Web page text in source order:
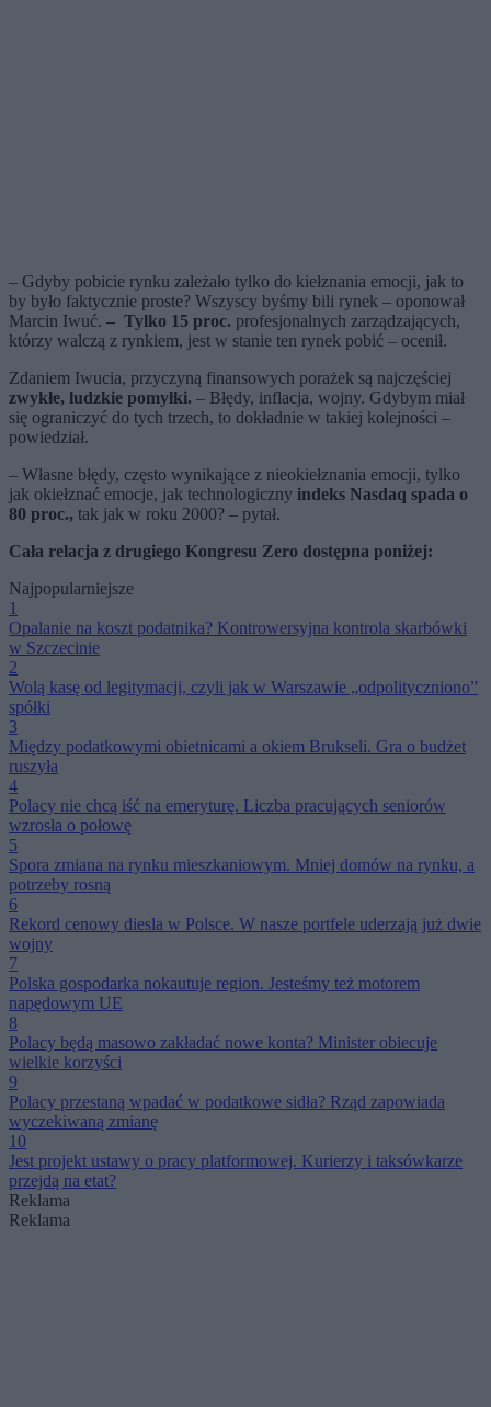
– Gdyby pobicie rynku zależało tylko do kiełznania emocji, jak to
by było faktycznie proste? Wszyscy byśmy bili rynek – oponował
Marcin Iwuć. – Tylko 15 proc. profesjonalnych zarządzających,
którzy walczą z rynkiem, jest w stanie ten rynek pobić – ocenił.
Zdaniem Iwucia, przyczyną finansowych porażek są najczęściej
zwykłe, ludzkie pomyłki. – Błędy, inflacja, wojny. Gdybym miał
się ograniczyć do tych trzech, to dokładnie w takiej kolejności –
powiedział.
– Własne błędy, często wynikające z nieokiełznania emocji, tylko
jak okiełznać emocje, jak technologiczny indeks Nasdaq spada o
80 proc., tak jak w roku 2000? – pytał.
Cała relacja z drugiego Kongresu Zero dostępna poniżej:
Najpopularniejsze
1
Opalanie na koszt podatnika? Kontrowersyjna kontrola skarbówki
w Szczecinie
2
Wolą kasę od legitymacji, czyli jak w Warszawie „odpolityczniono”
spółki
3
Między podatkowymi obietnicami a okiem Brukseli. Gra o budżet
ruszyła
4
Polacy nie chcą iść na emeryturę. Liczba pracujących seniorów
wzrosła o połowę
5
Spora zmiana na rynku mieszkaniowym. Mniej domów na rynku, a
potrzeby rosną
6
Rekord cenowy diesla w Polsce. W nasze portfele uderzają już dwie
wojny
7
Polska gospodarka nokautuje region. Jesteśmy też motorem
napędowym UE
8
Polacy będą masowo zakładać nowe konta? Minister obiecuje
wielkie korzyści
9
Polacy przestaną wpadać w podatkowe sidła? Rząd zapowiada
wyczekiwaną zmianę
10
Jest projekt ustawy o pracy platformowej. Kurierzy i taksówkarze
przejdą na etat?
Reklama
Reklama